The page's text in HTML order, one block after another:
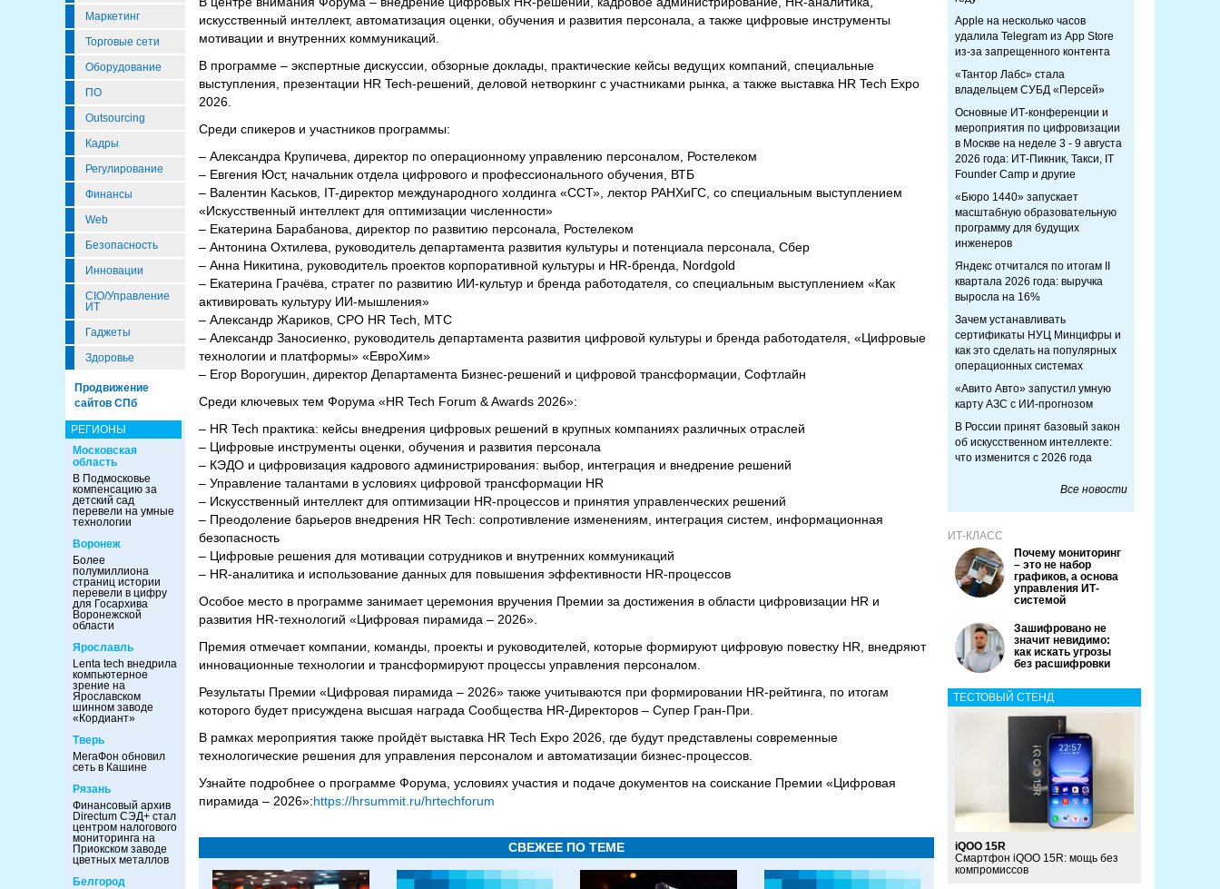
Маркетинг
Торговые сети
Оборудование
ПО
Outsourcing
Кадры
Регулирование
Финансы
Web
Безопасность
Инновации
CIO/Управление
ИТ
Гаджеты
Здоровье
Продвижение
сайтов СПб
РЕГИОНЫ
Московская
область
В Подмосковье
компенсацию за
детский сад
перевели на умные
технологии
Воронеж
Более
полумиллиона
страниц истории
перевели в цифру
для Госархива
Воронежской
области
Ярославль
Lenta tech внедрила
компьютерное
зрение на
Ярославском
шинном заводе
«Кордиант»
Тверь
МегаФон обновил
сеть в Кашине
Рязань
Финансовый архив
Directum СЭД+ стал
центром налогового
мониторинга на
Приокском заводе
цветных металлов
Белгород
искусственный интеллект, автоматизация оценки, обучения и развития персонала, а также цифровые инструменты
мотивации и внутренних коммуникаций.
В программе – экспертные дискуссии, обзорные доклады, практические кейсы ведущих компаний, специальные
выступления, презентации HR Tech-решений, деловой нетворкинг с участниками рынка, а также выставка HR Tech Expo
2026.
Среди спикеров и участников программы:
– Александра Крупичева, директор по операционному управлению персоналом, Ростелеком
– Евгения Юст, начальник отдела цифрового и профессионального обучения, ВТБ
– Валентин Каськов, IT-директор международного холдинга «ССТ», лектор РАНХиГС, со специальным выступлением
«Искусственный интеллект для оптимизации численности»
– Екатерина Барабанова, директор по развитию персонала, Ростелеком
– Антонина Охтилева, руководитель департамента развития культуры и потенциала персонала, Сбер
– Анна Никитина, руководитель проектов корпоративной культуры и HR-бренда, Nordgold
– Екатерина Грачёва, стратег по развитию ИИ-культур и бренда работодателя, со специальным выступлением «Как
активировать культуру ИИ-мышления»
– Александр Жариков, CPO HR Tech, МТС
– Александр Заносиенко, руководитель департамента развития цифровой культуры и бренда работодателя, «Цифровые
технологии и платформы» «ЕвроХим»
– Егор Ворогушин, директор Департамента Бизнес-решений и цифровой трансформации, Софтлайн
Среди ключевых тем Форума «HR Tech Forum & Awards 2026»:
– HR Tech практика: кейсы внедрения цифровых решений в крупных компаниях различных отраслей
– Цифровые инструменты оценки, обучения и развития персонала
– КЭДО и цифровизация кадрового администрирования: выбор, интеграция и внедрение решений
– Управление талантами в условиях цифровой трансформации HR
– Искусственный интеллект для оптимизации HR-процессов и принятия управленческих решений
– Преодоление барьеров внедрения HR Tech: сопротивление изменениям, интеграция систем, информационная
безопасность
– Цифровые решения для мотивации сотрудников и внутренних коммуникаций
– HR-аналитика и использование данных для повышения эффективности HR-процессов
Особое место в программе занимает церемония вручения Премии за достижения в области цифровизации HR и
развития HR-технологий «Цифровая пирамида – 2026».
Премия отмечает компании, команды, проекты и руководителей, которые формируют цифровую повестку HR, внедряют
инновационные технологии и трансформируют процессы управления персоналом.
Результаты Премии «Цифровая пирамида – 2026» также учитываются при формировании HR-рейтинга, по итогам
которого будет присуждена высшая награда Сообщества HR-Директоров – Супер Гран-При.
В рамках мероприятия также пройдёт выставка HR Tech Expo 2026, где будут представлены современные
технологические решения для управления персоналом и автоматизации бизнес-процессов.
Узнайте подробнее о программе Форума, условиях участия и подаче документов на соискание Премии «Цифровая
пирамида – 2026»:https://hrsummit.ru/hrtechforum
СВЕЖЕЕ ПО ТЕМЕ
Apple на несколько часов
удалила Telegram из App Store
из-за запрещенного контента
«Тантор Лабс» стала
владельцем СУБД «Персей»
Основные ИТ-конференции и
мероприятия по цифровизации
в Москве на неделе 3 - 9 августа
2026 года: ИТ-Пикник, Такси, IT
Founder Camp и другие
«Бюро 1440» запускает
масштабную образовательную
программу для будущих
инженеров
Яндекс отчитался по итогам II
квартала 2026 года: выручка
выросла на 16%
Зачем устанавливать
сертификаты НУЦ Минцифры и
как это сделать на популярных
операционных системах
«Авито Авто» запустил умную
карту АЗС с ИИ-прогнозом
В России принят базовый закон
об искусственном интеллекте:
что изменится с 2026 года
Все новости
ИТ-КЛАСС
Почему мониторинг
– это не набор
графиков, а основа
управления ИТ-
системой
Зашифровано не
значит невидимо:
как искать угрозы
без расшифровки
ТЕСТОВЫЙ СТЕНД
iQOO 15R
Смартфон iQOO 15R: мощь без
компромиссов